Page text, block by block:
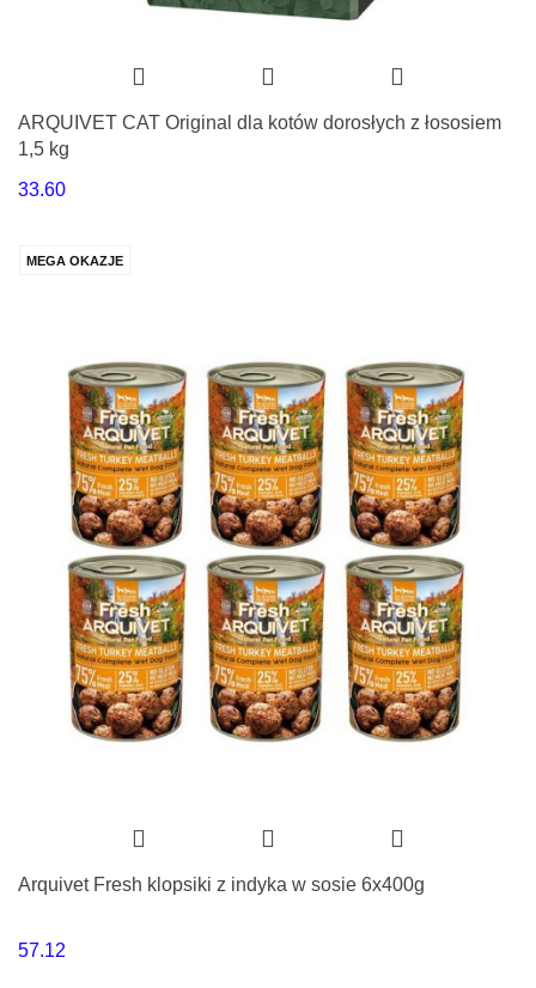
ARQUIVET CAT Original dla kotów dorosłych z łososiem
1,5 kg
33.60
MEGA OKAZJE
Arquivet Fresh klopsiki z indyka w sosie 6x400g
57.12